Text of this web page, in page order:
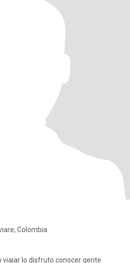
Colombia
viajar lo disfruto conocer gente